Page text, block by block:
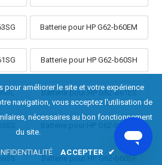
Batterie pour HP G62-b60EM
Batterie pour HP G62-b60SH
Batterie pour HP G62-b61ES
Batterie pour HP G62-b57SG
Batterie pour HP G62-b60SF
pour améliorer le site et votre expérience
navigation, vous acceptez l'utilisation de
nécessaires au bon fonctionnement
du site.
ACCEPTER ✔